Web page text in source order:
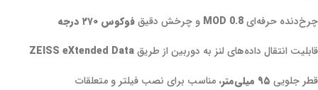
چرخ‌دنده حرفه‌ای0.8 MOD و چرخش دقیقفوکوس ۲۷۰ درجه
قابلیت انتقال داده‌های لنز به دوربین از طریقZEISS eXtended Data
قطر جلویی ۹۵ میلی‌متر
، مناسب برای نصب فیلتر و متعلقات